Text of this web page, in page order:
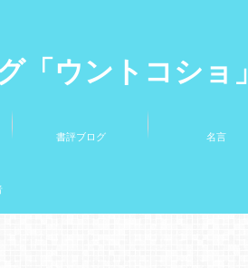
「ウントコショ」
書評ブログ 名言